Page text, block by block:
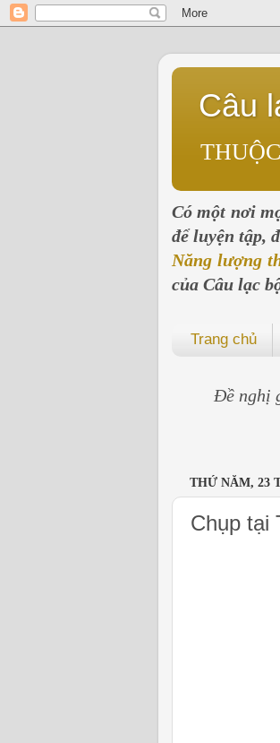
Câu
Có một nơi
để luyện tập,
Năng lượng
của Câu lạc
Trang chủ
Đề nghị
THỨ NĂM, 23
Chụp tại